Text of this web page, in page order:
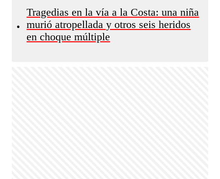
•
Tragedias en la vía a la Costa: una niña
murió atropellada y otros seis heridos
en choque múltiple